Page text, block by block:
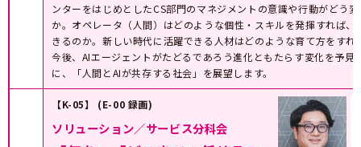
ンターをはじめとしたCS部門のマネジメントの意識や行動がどう
か。オペレータ（人間）はどのような個性・スキルを発揮すれば、
きるのか。新しい時代に活躍できる人材はどのような育て方をすれ
今後、AIエージェントがたどるであろう進化ともたらす変化を予見
に、「人間とAIが共存する社会」を展望します。
【K-05】 (E-00 録画)
ソリューション／サービス分科会